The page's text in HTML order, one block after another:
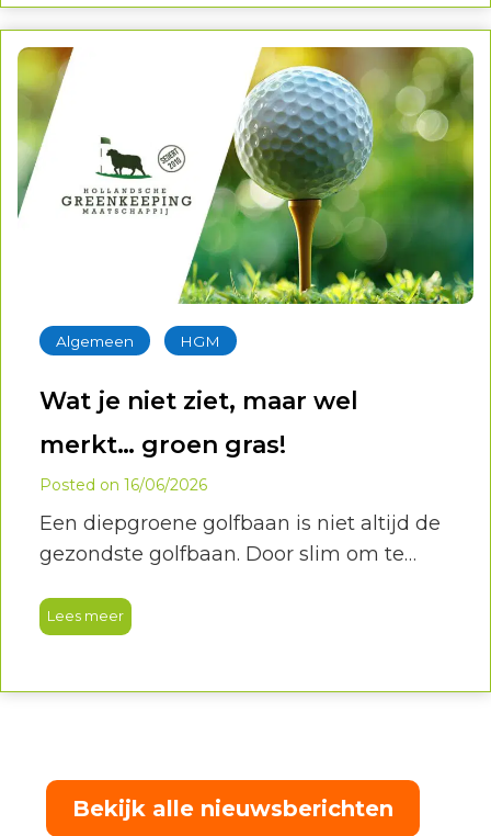
Algemeen ‐ HGM
Wat je niet ziet, maar wel
merkt… groen gras!
Posted on 16/06/2026
Een diepgroene golfbaan is niet altijd de
gezondste golfbaan. Door slim om te
stimuleren onze greenkeepers sterke
Lees meer
Bekijk alle nieuwsberichten